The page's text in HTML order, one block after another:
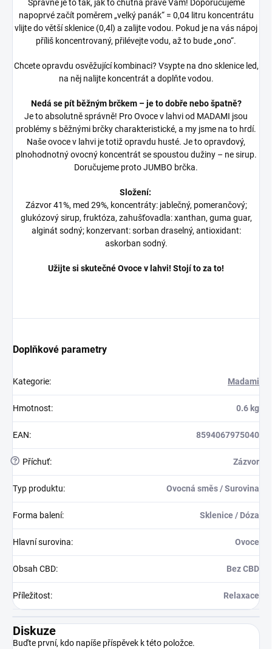
Správně je to tak, jak to chutná právě Vám! Doporučujeme
napoprvé začít poměrem „velký panák“ = 0,04 litru koncentrátu
vlijte do větší sklenice (0,4l) a zalijte vodou. Pokud je na vás nápoj
příliš koncentrovaný, přilévejte vodu, až to bude „ono“.
Chcete opravdu osvěžující kombinaci? Vsypte na dno sklenice led,
na něj nalijte koncentrát a doplňte vodou.
Nedá se pít běžným brčkem – je to dobře nebo špatně?
Je to absolutně správně! Pro Ovoce v lahvi od MADAMI jsou
problémy s běžnými brčky charakteristické, a my jsme na to hrdí.
Naše ovoce v lahvi je totiž opravdu husté. Je to opravdový,
plnohodnotný ovocný koncentrát se spoustou dužiny – ne sirup.
Doručujeme proto JUMBO brčka.
Složení:
Zázvor 41%, med 29%, koncentráty: jablečný, pomerančový;
glukózový sirup, fruktóza, zahušťovadla: xanthan, guma guar,
alginát sodný; konzervant: sorban draselný, antioxidant:
askorban sodný.
Užijte si skutečné Ovoce v lahvi! Stojí to za to!
Doplňkové parametry
Kategorie: Madami
Hmotnost: 0.6 kg
EAN: 8594067975040
? Příchuť: Zázvor
Typ produktu: Ovocná směs / Surovina
Forma balení: Sklenice / Dóza
Hlavní surovina: Ovoce
Obsah CBD: Bez CBD
Příležitost: Relaxace
Diskuze
Buďte první, kdo napíše příspěvek k této položce.